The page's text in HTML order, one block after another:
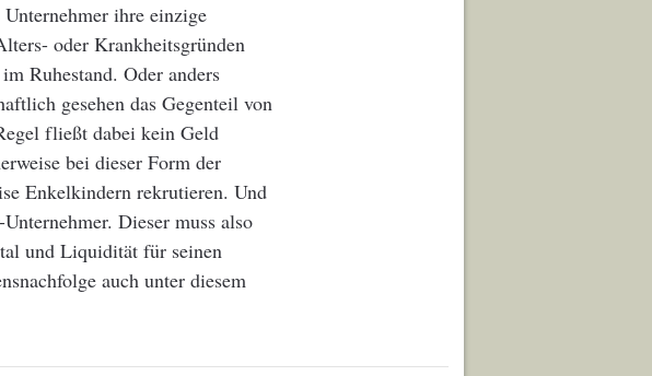
ihre einzige
oder Krankheitsgründen
Ruhestand. Oder anders
gesehen das Gegenteil von
fließt dabei kein Geld
bei dieser Form der
Enkelkindern rekrutieren. Und
Dieser muss also
und Liquidität für seinen
auch unter diesem